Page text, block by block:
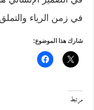
في زمن الرياء
شارك هذا الموضوع:
مرتبط